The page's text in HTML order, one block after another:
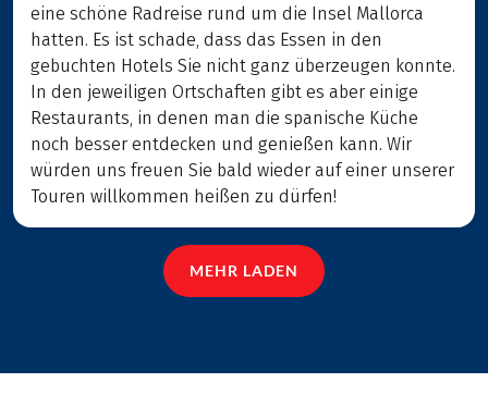
eine schöne Radreise rund um die Insel Mallorca
hatten. Es ist schade, dass das Essen in den
gebuchten Hotels Sie nicht ganz überzeugen konnte.
In den jeweiligen Ortschaften gibt es aber einige
Restaurants, in denen man die spanische Küche
noch besser entdecken und genießen kann. Wir
würden uns freuen Sie bald wieder auf einer unserer
Touren willkommen heißen zu dürfen!
MEHR LADEN